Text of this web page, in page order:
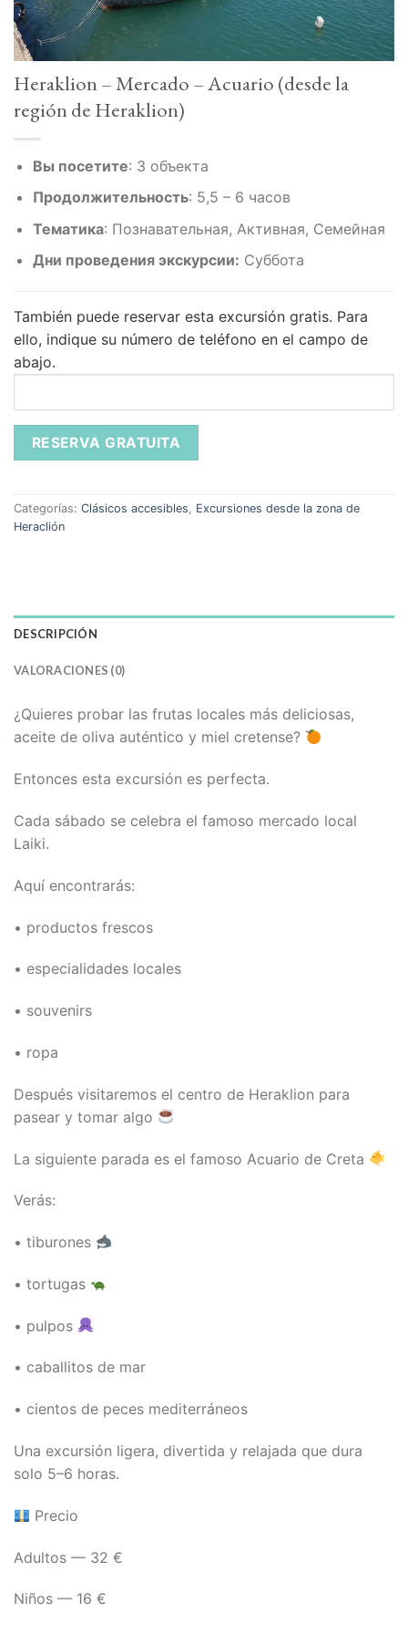
Heraklion – Mercado – Acuario (desde la
región de Heraklion)
Вы посетите: 3 объекта
Продолжительность: 5,5 – 6 часов
Тематика: Познавательная, Активная, Семейная
Дни проведения экскурсии: Суббота
También puede reservar esta excursión gratis. Para
ello, indique su número de teléfono en el campo de
abajo.
Categorías: Clásicos accesibles
Excursiones desde la zona de
Heraclión
DESCRIPCIÓN
VALORACIONES (0)
¿Quieres probar las frutas locales más deliciosas,
aceite de oliva auténtico y miel cretense?
Entonces esta excursión es perfecta.
Cada sábado se celebra el famoso mercado local
Laiki.
Aquí encontrarás:
• productos frescos
• especialidades locales
• souvenirs
• ropa
Después visitaremos el centro de Heraklion para
pasear y tomar algo
La siguiente parada es el famoso Acuario de Creta
Verás:
• tiburones
• tortugas
• pulpos
• caballitos de mar
• cientos de peces mediterráneos
Una excursión ligera, divertida y relajada que dura
solo 5–6 horas.
Precio
Adultos — 32 €
Niños — 16 €